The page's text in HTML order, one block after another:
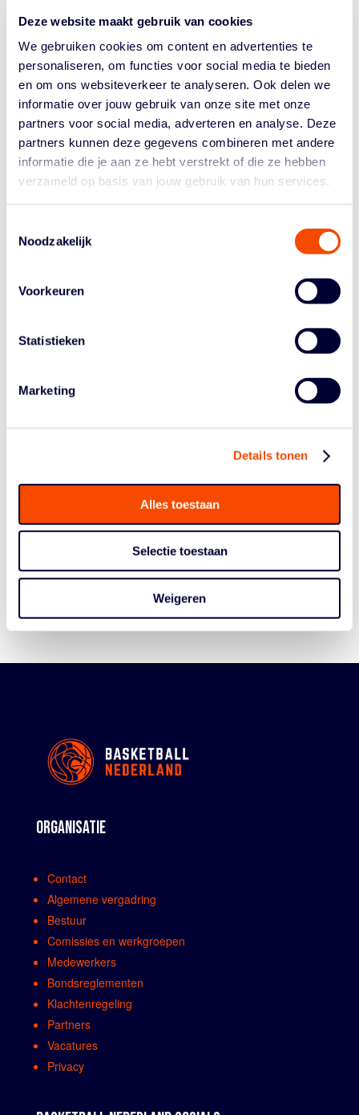
Deze website maakt gebruik van cookies
We gebruiken cookies om content en advertenties te
personaliseren, om functies voor social media te bieden
en om ons websiteverkeer te analyseren. Ook delen we
informatie over jouw gebruik van onze site met onze
partners voor social media, adverteren en analyse. Deze
partners kunnen deze gegevens combineren met andere
informatie die je aan ze hebt verstrekt of die ze hebben
verzameld op basis van jouw gebruik van hun services.
Noodzakelijk
Voorkeuren
Statistieken
Marketing
Details tonen
Alles toestaan
Selectie toestaan
Weigeren
belangrijke wedstrijden. In een klein toernooi moeten de
mannen Oostenrijk en/of Bulgarije achter zich laten om
zich te plaatsen voor het kwalificatietoernooi voor de
WorldCup 2027. 2 augustus: Nederland vs...
HEROES DEN BOSCH
LANDSKAMPIOEN BNXT
LEAGUE
doorbasketball
deel van de BNXT League. Het landkampioenschap
komt na een derde en beslissende overwinning in de
achttiende kampioenschap voor Heroes, en de eerste
Algemene Vergadering
Bestuur En Commissies
Medewerkers
ORGANISATIE
Contact
Algemene vergadring
Bestuur
Comissies en werkgroepen
Medewerkers
Bondsreglementen
Klachtenregeling
Partners
Vacatures
Privacy